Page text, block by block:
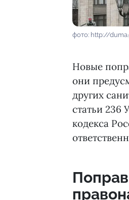
фото: http://
Новые
они
других
статьи 236
кодекса